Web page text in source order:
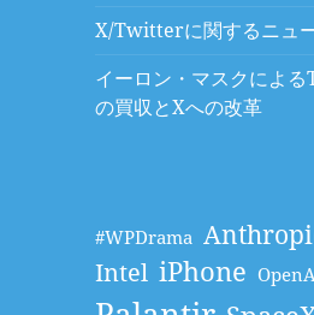
X/Twitterに関するニュ
イーロン・マスクによ
の買収とXへの改革
#WPDrama
Intel iPhone